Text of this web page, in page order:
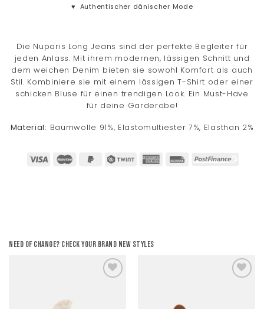
♥ Authentischer dänischer Mode
Die Nuparis Long Jeans sind der perfekte Begleiter für
jeden Anlass. Mit ihrem modernen, lässigen Schnitt und
dem weichen Denim bieten sie sowohl Komfort als auch
Stil. Kombiniere sie mit einem lässigen T-Shirt oder einer
schicken Bluse für einen trendigen Look. Ein Must-Have
für deine Garderobe!
Material: Baumwolle 91%, Elastomultiester 7%, Elasthan 2%
Need of change? Check your brand new styles